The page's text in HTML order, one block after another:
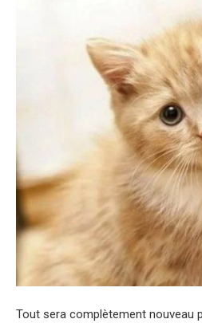
Tout sera complètement nouveau